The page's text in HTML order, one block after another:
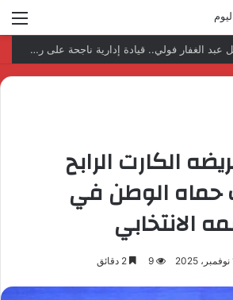
نتائج إيجابية بعد زيارة وفد الجامعة المصرية النتائج إيجابية بعد زيارة وفد الجامعة المصرية الروسية لمصنع الإلكترونياتروسية لمصنع الإلكترونيات
الكارت الرابح
الوطن في
الانتخابي
9